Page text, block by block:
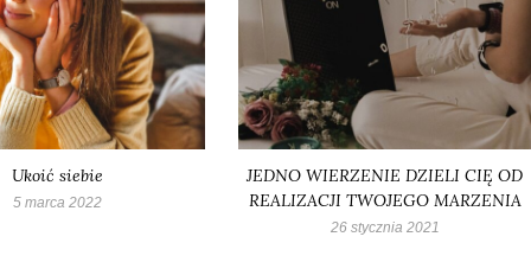
Ukoić siebie
5 marca 2022
JEDNO WIERZENIE DZIELI CIĘ OD
REALIZACJI TWOJEGO MARZENIA
26 stycznia 2021